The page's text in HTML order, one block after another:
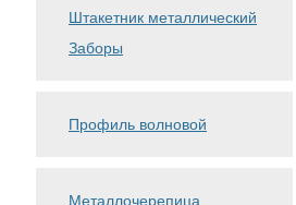
Штакетник металлический
Заборы
Профиль волновой
Металлочерепица